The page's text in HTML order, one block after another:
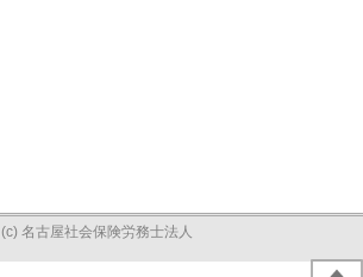
(c) 名古屋社会保険労務士法人